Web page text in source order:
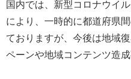
国内では、新型コロナウイ
により、一時的に都道府県
ておりますが、今後は地域
ペーンや地域コンテンツ造